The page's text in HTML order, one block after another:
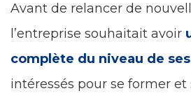
Avant de relancer de
l’entreprise souhaitait avoir
complète du niveau de
intéressés pour se former et